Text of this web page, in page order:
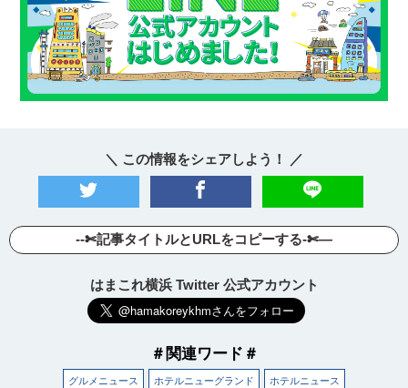
＼ この情報をシェアしよう！ ／
--✄記事タイトルとURLをコピーする-✄—
はまこれ横浜 Twitter 公式アカウント
＃関連ワード＃
グルメニュース ホテルニューグランド ホテルニュース